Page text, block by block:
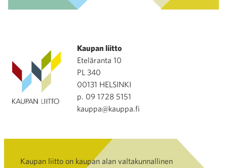
Kaupan liitto
Eteläranta 10
PL 340
00131 HELSINKI
p. 09 1728 5151
kauppa@kauppa.fi
Kaupan liitto on kaupan alan valtakunnallinen